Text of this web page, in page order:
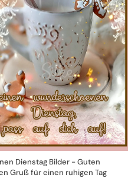
Dienstag Bilder - Guten
Gruß für einen ruhigen Tag